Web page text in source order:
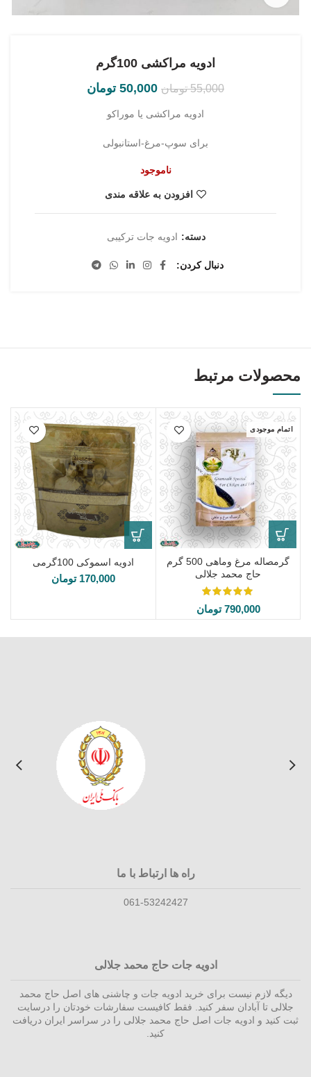
ادویه مراکشی 100گرم
55,000 تومان 50,000 تومان
ادویه مراکشی یا موراکو
برای سوپ-مرغ-استانبولی
ناموجود
افزودن به علاقه مندی
دسته: ادویه جات ترکیبی
دنبال کردن
محصولات مرتبط
اتمام موجودی
گرمصاله مرغ وماهی 500 گرم
حاج محمد جلالی
790,000 تومان
ادویه اسموکی 100گرمی
170,000 تومان
راه ها ارتباط با ما
061-53242427
ادویه جات حاج محمد جلالی
دیگه لازم نیست برای خرید ادویه جات و چاشنی های اصل حاج محمد
جلالی تا آبادان سفر کنید. فقط کافیست سفارشات خودتان را درسایت
ثبت کنید و ادویه جات اصل حاج محمد جلالی را در سراسر ایران دریافت
کنید.